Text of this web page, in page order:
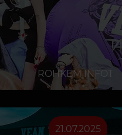
ROHKEM INFOT
21.07.2025